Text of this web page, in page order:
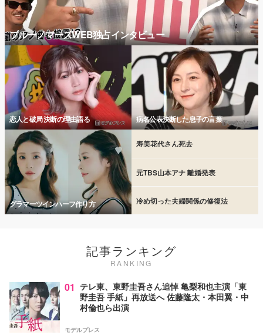
ブルーノマーズWEB独占インタビュー
恋人と破局 決断の理由語る 病名公表決断した息子の言葉
グラマーツインハーフ作り方
寿美花代さん死去
元TBS山本アナ 離婚発表
冷め切った夫婦関係の修復法
記事ランキング
RANKING
01 テレ東、東野圭吾さん追悼 亀梨和也主演「東
野圭吾 手紙」再放送へ 佐藤隆太・本田翼・中
村倫也ら出演
モデルプレス